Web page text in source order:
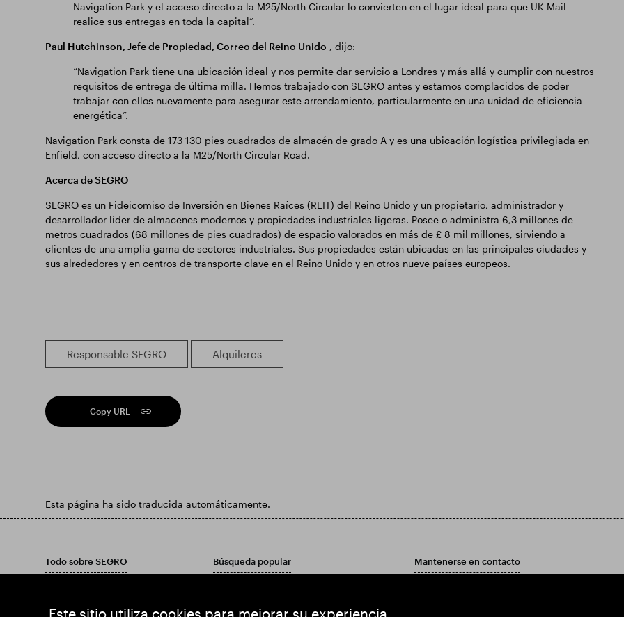
Este sitio utiliza cookies para mejorar su experiencia.
Navigation Park y el acceso directo a la M25/North Circular lo convierten en el lugar ideal para que UK Mail
realice sus entregas en toda la capital”.
Paul Hutchinson, Jefe de Propiedad, Correo del Reino Unido , dijo:
“Navigation Park tiene una ubicación ideal y nos permite dar servicio a Londres y más allá y cumplir con nuestros
requisitos de entrega de última milla. Hemos trabajado con SEGRO antes y estamos complacidos de poder
trabajar con ellos nuevamente para asegurar este arrendamiento, particularmente en una unidad de eficiencia
energética”.
Navigation Park consta de 173 130 pies cuadrados de almacén de grado A y es una ubicación logística privilegiada en
Enfield, con acceso directo a la M25/North Circular Road.
Acerca de SEGRO
SEGRO es un Fideicomiso de Inversión en Bienes Raíces (REIT) del Reino Unido y un propietario, administrador y
desarrollador líder de almacenes modernos y propiedades industriales ligeras. Posee o administra 6,3 millones de
metros cuadrados (68 millones de pies cuadrados) de espacio valorados en más de £ 8 mil millones, sirviendo a
clientes de una amplia gama de sectores industriales. Sus propiedades están ubicadas en las principales ciudades y
sus alrededores y en centros de transporte clave en el Reino Unido y en otros nueve países europeos.
Responsable SEGRO Alquileres
Copy URL
Esta página ha sido traducida automáticamente.
Todo sobre SEGRO Búsqueda popular Mantenerse en contacto